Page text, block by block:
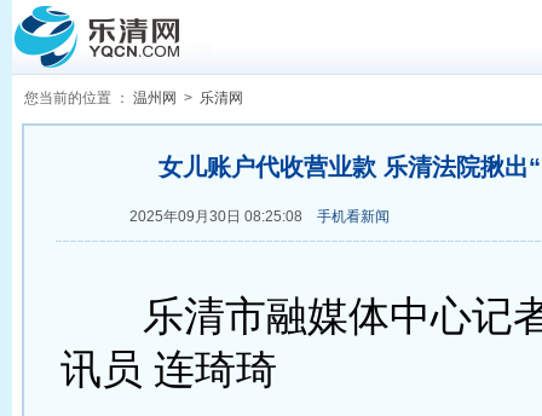
您当前的位置 ： 温州网 > 乐清网
女儿账户代收营业款 乐清法院揪出
2025年09月30日 08:25:08 手机看新闻
乐清市融媒体中心记
讯员 连琦琦